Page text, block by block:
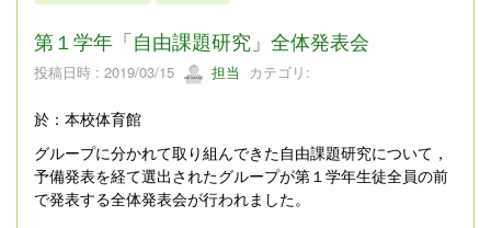
第１学年「自由課題研究」全体発表会
投稿日時 : 2019/03/15 担当 カテゴリ:
於：本校体育館
グループに分かれて取り組んできた自由課題研究について，
予備発表を経て選出されたグループが第１学年生徒全員の前
で発表する全体発表会が行われました。